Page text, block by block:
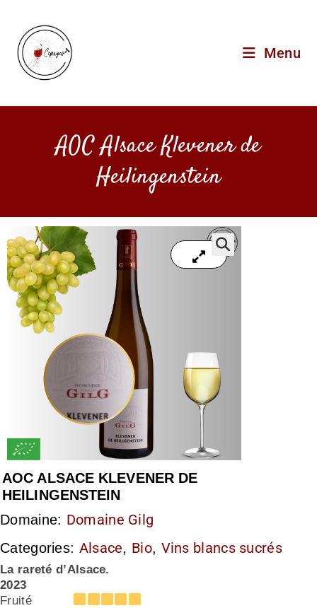
Menu
AOC Alsace Klevener de
Heilingenstein
AOC ALSACE KLEVENER DE
HEILINGENSTEIN
Domaine: Domaine Gilg
Categories: Alsace, Bio, Vins blancs sucrés
La rareté d’Alsace.
2023
Fruité